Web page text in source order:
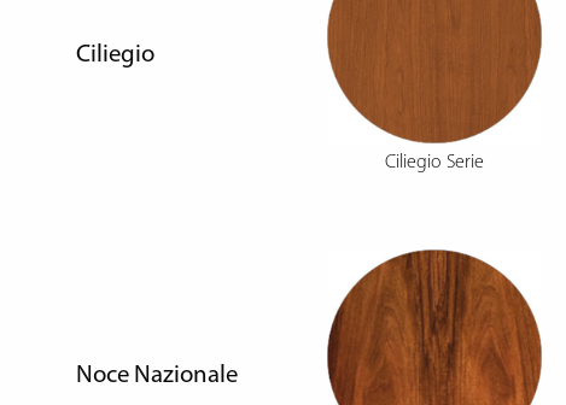
Ciliegio
Ciliegio Serie
Noce Nazionale